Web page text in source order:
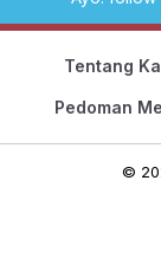
Tentang
Pedoman
©